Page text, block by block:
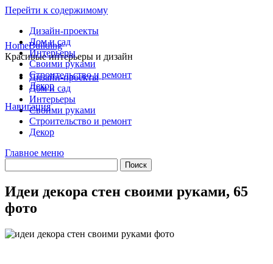
Перейти к содержимому
Дизайн-проекты
Дом и сад
Интерьеры
Своими руками
Строительство и ремонт
Декор
Навигация
HomeBuilding
Красивые интерьеры и дизайн
Дизайн-проекты
Дом и сад
Интерьеры
Своими руками
Строительство и ремонт
Декор
Главное меню
Идеи декора стен своими руками, 65
фото